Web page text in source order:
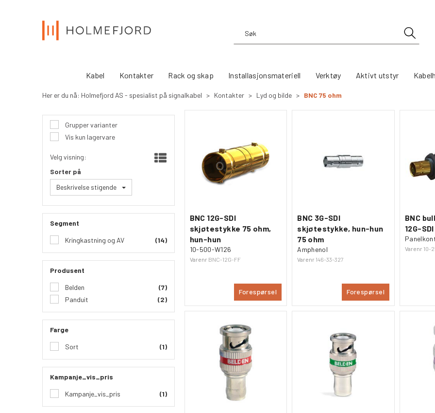
Kabel Kontakter Rack og skap Installasjonsmateriell Verktøy Aktivt utstyr
Her er du nå: Holmefjord AS - spesialist på signalkabel > Kontakter > Lyd og bilde > BNC 75 ohm
Grupper varianter
Vis kun lagervare
Velg visning:
Sorter på
Beskrivelse stigende
Segment
Kringkastning og AV (14)
Produsent
Belden
(7)
Panduit
(2)
Farge
Sort (1)
Kampanje_vis_pris
Kampanje_vis_pris (1)
BNC 12G-SDI
skjøtestykke 75 ohm,
hun-hun
10-500-W126
Varenr BNC-12G-FF
Forespørsel
BNC 3G-SDI
skjøtestykke, hun-hun
75 ohm
Amphenol
Varenr 146-33-327
Forespørsel
BNC
12G-
Varenr 10-